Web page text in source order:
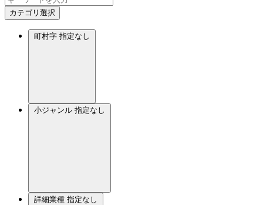
カテゴリ選択
町村字 指定なし
小ジャンル 指定なし
詳細業種 指定なし